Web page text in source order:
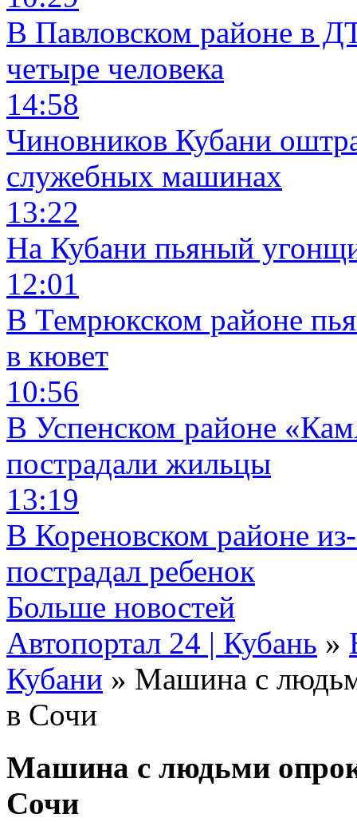
В Павловском районе в
четыре человека
14:58
Чиновников Кубани
служебных машинах
13:22
На Кубани пьяный
12:01
В Темрюкском районе
в кювет
10:56
В Успенском районе
пострадали жильцы
13:19
В Кореновском районе
пострадал ребенок
Больше новостей
Автопортал 24 | Кубань »
Кубани » Машина с
в Сочи
Машина с людьми
Сочи